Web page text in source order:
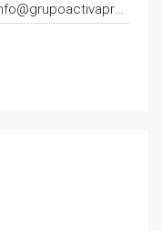
info@grupoactivapropiedades.com